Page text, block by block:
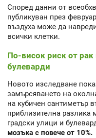
Според данни от
публикуван през
въздуха може да
всички клетки.
По-висок риск от
булеварди
Новото изследване
замърсяването на
на кубичен сантиметър
приблизителна разлика
градски улици и
мозъка с повече от 10%.